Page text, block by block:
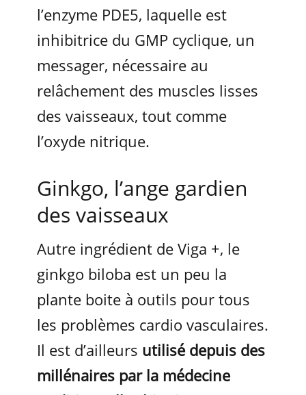
l’enzyme PDE5, laquelle est
inhibitrice du GMP cyclique, un
messager, nécessaire au
relâchement des muscles lisses
des vaisseaux, tout comme
l’oxyde nitrique.
Ginkgo, l’ange gardien
des vaisseaux
Autre ingrédient de Viga +, le
ginkgo biloba est un peu la
plante boite à outils pour tous
les problèmes cardio vasculaires.
Il est d’ailleurs utilisé depuis des
millénaires par la médecine